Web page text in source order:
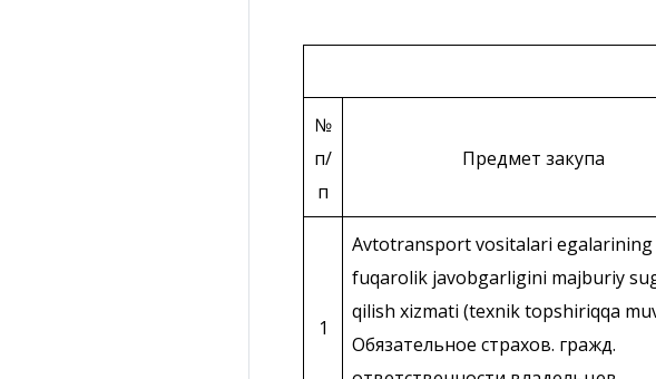
№
п/
п
Предмет закупа
1
Avtotransport vositalari egalarining
fuqarolik javobgarligini majburiy
qilish xizmati (texnik topshiriqqa
Обязательное страхов. гражд.